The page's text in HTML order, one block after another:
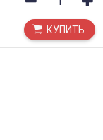
КУПИТЬ